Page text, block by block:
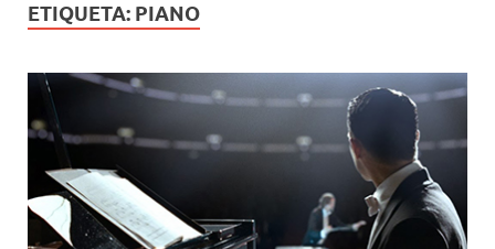
ETIQUETA: PIANO